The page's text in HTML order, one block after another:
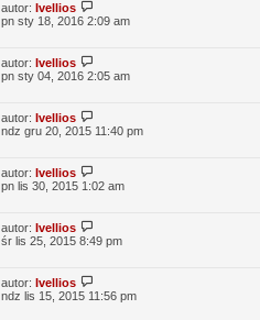
autor: Ivellios
pn sty 18, 2016 2:09 am
autor: Ivellios
pn sty 04, 2016 2:05 am
autor: Ivellios
ndz gru 20, 2015 11:40 pm
autor: Ivellios
pn lis 30, 2015 1:02 am
autor: Ivellios
śr lis 25, 2015 8:49 pm
autor: Ivellios
ndz lis 15, 2015 11:56 pm